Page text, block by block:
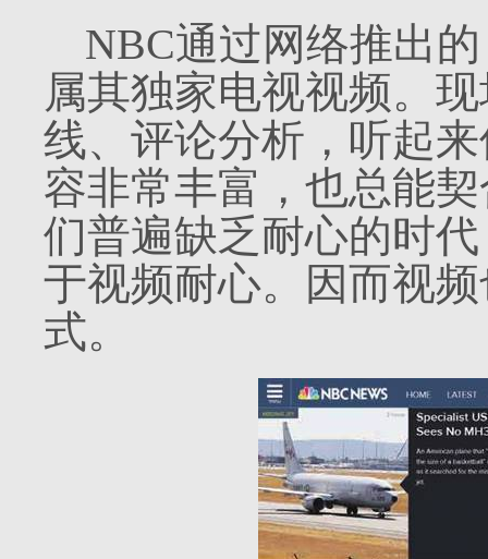
NBC通过网络推出的
属其独家电视视频。
线、评论分析，听起
容非常丰富，也总能
们普遍缺乏耐心的时
于视频耐心。因而视
式。